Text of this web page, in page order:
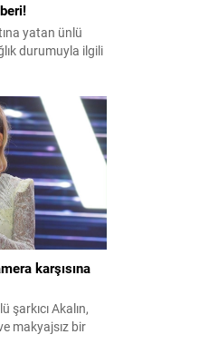
yatan ünlü
durumuyla ilgili
karşısına
Akalın,
makyajsız bir